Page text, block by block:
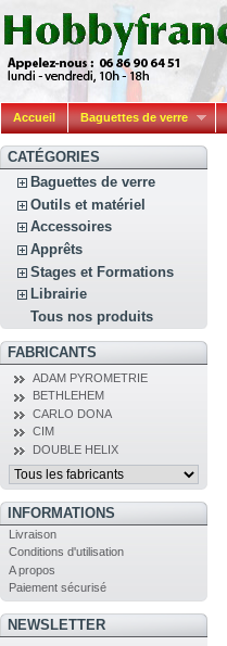
Accueil Baguettes de verre
CATÉGORIES
Baguettes de verre
Outils et matériel
Accessoires
Apprêts
Stages et Formations
Librairie
Tous nos produits
FABRICANTS
ADAM PYROMETRIE
BETHLEHEM
CARLO DONA
CIM
DOUBLE HELIX
INFORMATIONS
Livraison
Conditions d'utilisation
A propos
Paiement sécurisé
NEWSLETTER